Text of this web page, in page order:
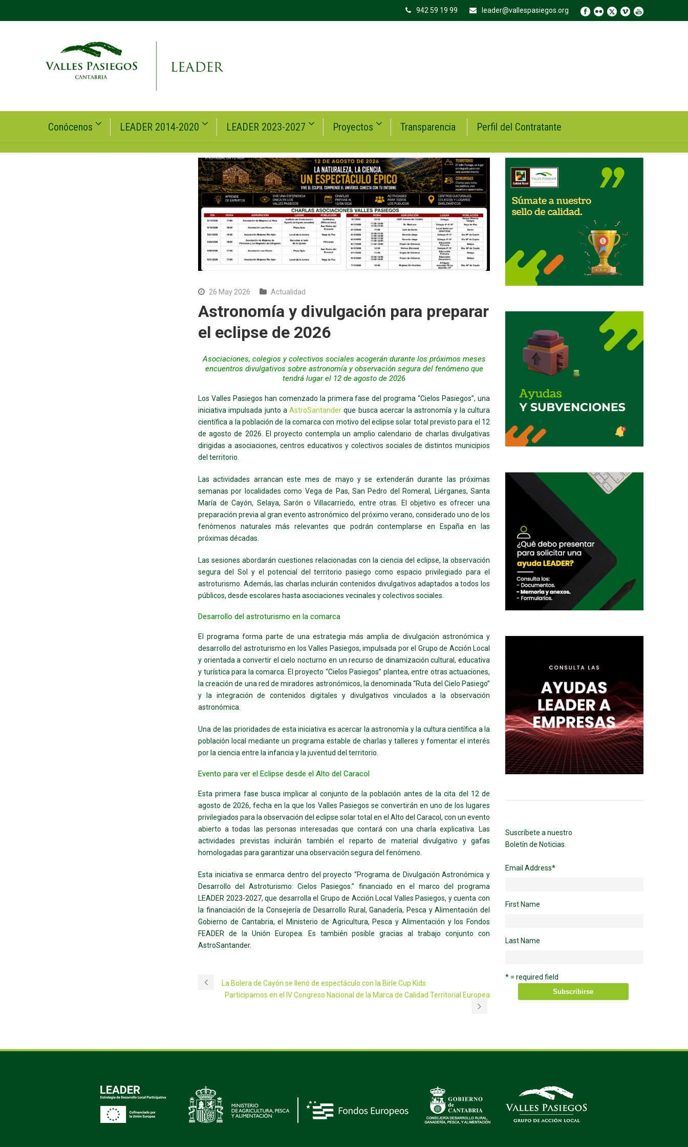
942 59 19 99 leader@vallespasiegos.org
Conócenos LEADER 2014-2020 LEADER 2023-2027 Proyectos Transparencia Perfil del Contratante
26 May 2026 Actualidad
Astronomía y divulgación para preparar
el eclipse de 2026
Asociaciones, colegios y colectivos sociales acogerán durante los próximos meses
encuentros divulgativos sobre astronomía y observación segura del fenómeno que
tendrá lugar el 12 de agosto de 2026
Los Valles Pasiegos han comenzado la primera fase del programa “Cielos Pasiegos”, una
iniciativa impulsada junto a AstroSantander que busca acercar la astronomía y la cultura
científica a la población de la comarca con motivo del eclipse solar total previsto para el 12
de agosto de 2026. El proyecto contempla un amplio calendario de charlas divulgativas
dirigidas a asociaciones, centros educativos y colectivos sociales de distintos municipios
del territorio.
Las actividades arrancan este mes de mayo y se extenderán durante las próximas
semanas por localidades como Vega de Pas, San Pedro del Romeral, Liérganes, Santa
María de Cayón, Selaya, Sarón o Villacarriedo, entre otras. El objetivo es ofrecer una
preparación previa al gran evento astronómico del próximo verano, considerado uno de los
fenómenos naturales más relevantes que podrán contemplarse en España en las
próximas décadas.
Las sesiones abordarán cuestiones relacionadas con la ciencia del eclipse, la observación
segura del Sol y el potencial del territorio pasiego como espacio privilegiado para el
astroturismo. Además, las charlas incluirán contenidos divulgativos adaptados a todos los
públicos, desde escolares hasta asociaciones vecinales y colectivos sociales.
Desarrollo del astroturismo en la comarca
El programa forma parte de una estrategia más amplia de divulgación astronómica y
desarrollo del astroturismo en los Valles Pasiegos, impulsada por el Grupo de Acción Local
y orientada a convertir el cielo nocturno en un recurso de dinamización cultural, educativa
y turística para la comarca. El proyecto “Cielos Pasiegos” plantea, entre otras actuaciones,
la creación de una red de miradores astronómicos, la denominada “Ruta del Cielo Pasiego”
y la integración de contenidos digitales y divulgativos vinculados a la observación
astronómica.
Una de las prioridades de esta iniciativa es acercar la astronomía y la cultura científica a la
población local mediante un programa estable de charlas y talleres y fomentar el interés
por la ciencia entre la infancia y la juventud del territorio.
Evento para ver el Eclipse desde el Alto del Caracol
Esta primera fase busca implicar al conjunto de la población antes de la cita del 12 de
agosto de 2026, fecha en la que los Valles Pasiegos se convertirán en uno de los lugares
privilegiados para la observación del eclipse solar total en el Alto del Caracol, con un evento
abierto a todas las personas interesadas que contará con una charla explicativa. Las
actividades previstas incluirán también el reparto de material divulgativo y gafas
homologadas para garantizar una observación segura del fenómeno.
Esta iniciativa se enmarca dentro del proyecto “Programa de Divulgación Astronómica y
Desarrollo del Astroturismo:Cielos Pasiegos.” financiado en el marco del programa
LEADER 2023-2027, que desarrolla el Grupo de Acción Local Valles Pasiegos, y cuenta con
la financiación de la Consejería de Desarrollo Rural, Ganadería, Pesca y Alimentación del
Gobierno de Cantabria, el Ministerio de Agricultura, Pesca y Alimentación y los Fondos
FEADER de la Unión Europea. Es también posible gracias al trabajo conjunto con
AstroSantander.
La Bolera de Cayón se llenó de espectáculo con la Birle Cup Kids
Participamos en el IV Congreso Nacional de la Marca de Calidad Territorial Europea
Suscríbete a nuestro
Boletín de Noticias.
Email Address*
First Name
Last Name
* = required field